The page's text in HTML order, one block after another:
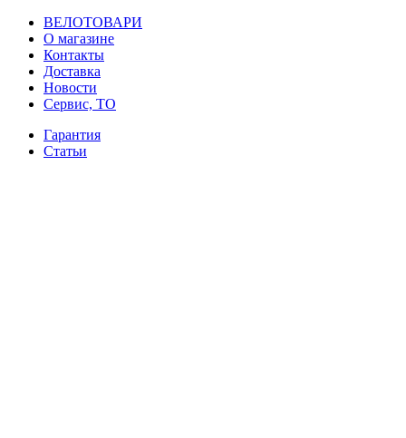
ВЕЛОТОВАРИ
О магазине
Контакты
Доставка
Новости
Сервис, ТО
Гарантия
Статьи